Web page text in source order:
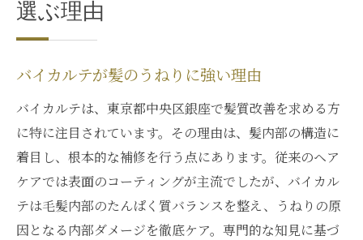
選ぶ理由
バイカルテが髪のうねりに強い理由
バイカルテは、東京都中央区銀座で髪質改善を求める方
に特に注目されています。その理由は、髪内部の構造に
着目し、根本的な補修を行う点にあります。従来のヘア
ケアでは表面のコーティングが主流でしたが、バイカル
テは毛髪内部のたんぱく質バランスを整え、うねりの原
因となる内部ダメージを徹底ケア。専門的な知見に基づ